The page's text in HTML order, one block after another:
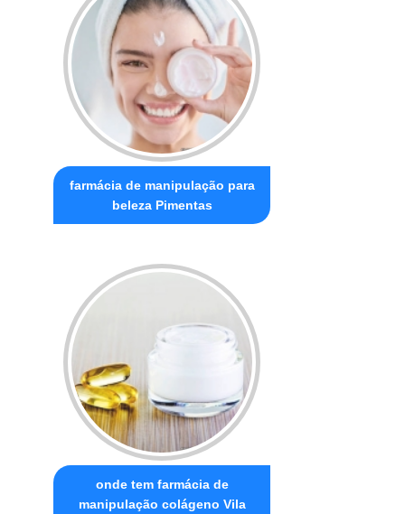
farmácia de manipulação para
beleza Pimentas
onde tem farmácia de
manipulação colágeno Vila